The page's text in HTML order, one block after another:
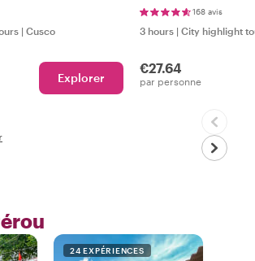
| Cusco
Explorer
168 avis
3 hours | City highlight
€27.64
par personne
24 EXPÉRIENCES